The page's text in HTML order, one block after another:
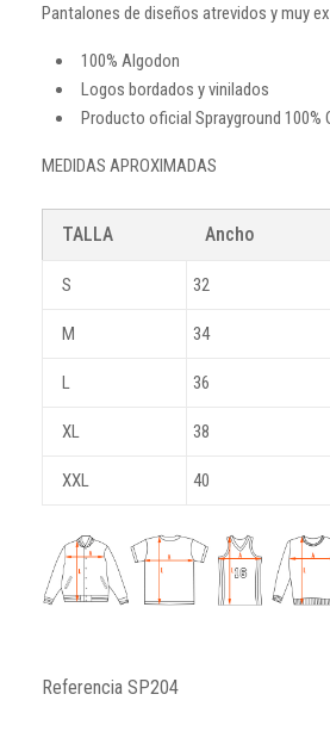
Pantalones de diseños atrevidos y muy
100% Algodon
Logos bordados y vinilados
Producto oficial Sprayground 100%
MEDIDAS APROXIMADAS
TALLA Ancho
S 32
M 34
L 36
XL 38
XXL 40
Referencia SP204